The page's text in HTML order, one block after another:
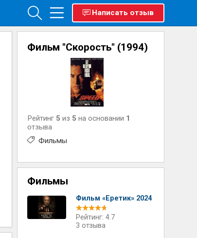
Написать отзыв
Фильм "Скорость" (1994)
Рейтинг 5 из 5 на основании 1
отзыва
Фильмы
Фильмы
Фильм «Еретик» 2024
Рейтинг: 4.7
3 отзыва